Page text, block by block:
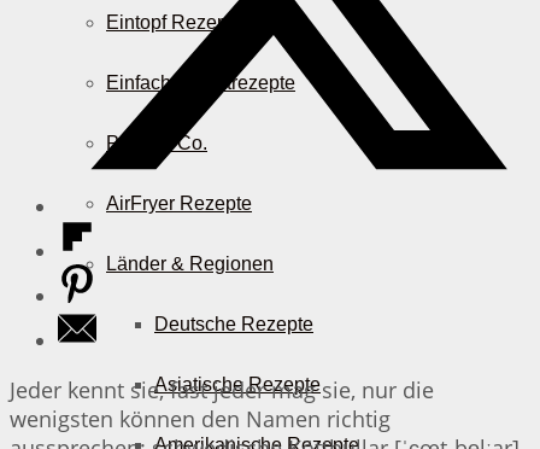
Eintopf Rezepte
Einfache Salatrezepte
Pizza & Co.
AirFryer Rezepte
Länder & Regionen
Deutsche Rezepte
Asiatische Rezepte
Amerikanische Rezepte
Jeder kennt sie, fast jeder mag sie, nur die
wenigsten können den Namen richtig